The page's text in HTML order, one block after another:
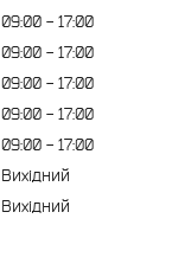
09:00
17:00
09:00
17:00
09:00
17:00
09:00
17:00
09:00
17:00
Вихідний
Вихідний